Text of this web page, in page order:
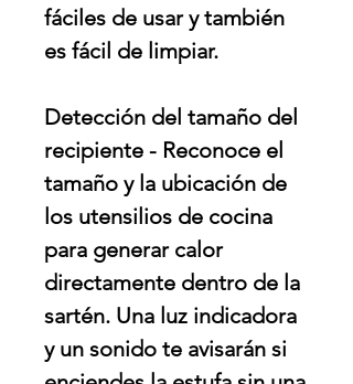
fáciles de usar y también
es fácil de limpiar.
Detección del tamaño del
recipiente - Reconoce el
tamaño y la ubicación de
los utensilios de cocina
para generar calor
directamente dentro de la
sartén. Una luz indicadora
y un sonido te avisarán si